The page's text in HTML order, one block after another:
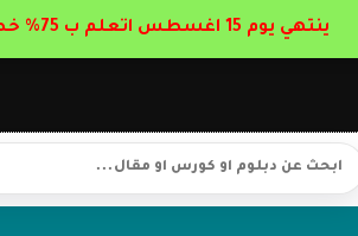
ينتهي يوم 15 اغسطس اتعلم ب 75% خصم : احجز مقعدك الان